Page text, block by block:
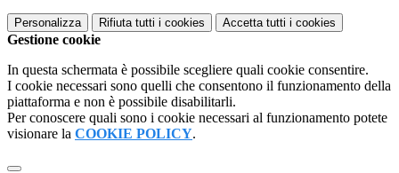
Personalizza Rifiuta tutti i cookies Accetta tutti i cookies
Gestione cookie
In questa schermata è possibile scegliere quali cookie consentire.
I cookie necessari sono quelli che consentono il funzionamento della
piattaforma e non è possibile disabilitarli.
Per conoscere quali sono i cookie necessari al funzionamento potete
visionare la COOKIE POLICY.